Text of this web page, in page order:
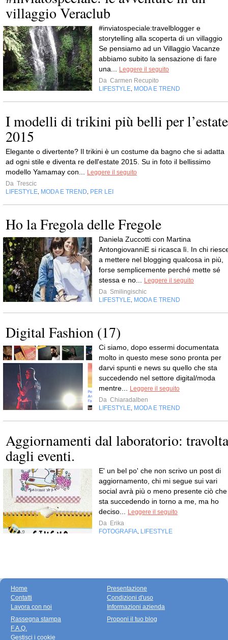
villaggio Veraclub
#inviatospeciale:travelblogger e
storytelling alla scoperta di un villaggio
Se pensiamo ad un Villaggio Vacanze
abbiamo subito la sensazione di fare
una...
Leggere il seguito
Da Carmen Recupito
LIFESTYLE MODA E TREND
I modelli di trikini più belli per l’estate
2015
Elegante o divertente? Il trikini è un costume da bagno che si adatta
ad ogni stile e diventa re dell'estate 2015. Su in foto il bellissimo
modello Yamamay con...
Leggere il seguito
Da Trescic
LIFESTYLE MODA E TREND PER LEI
Ho la Fregola delle Fregole
Daniela Zuccotti con Martina
AntongiovanniE si ricasca lì. In chi
a mettere nel blogging qualcosa in più,
forse semplicemente perché mette sé
stessa e no...
Leggere il seguito
Da Smilingischic
LIFESTYLE MODA E TREND
Digital Fashion (17)
Ci siamo, dopo essermi documentata
molto in questo mese sono pronta per
darvi spunti e news su quello che sta
succedendo nel settore digital/moda
mentre...
Leggere il seguito
Da Chiaradalben
LIFESTYLE MODA E TREND
Aggiornamenti dal laboratorio: travolta
dagli eventi.
E' un bel po' che non scrivo un post di
aggiornamento, chi mi segue sui vari
social avrà più o meno presente ciò che
sta succedendo in torno a me, ma ho
deciso...
Leggere il seguito
Da Erika
FOTOGRAFIA LIFESTYLE
Home
Contatti
Lavora con noi
Presentazione
Condizioni d'uso
Informazioni azienda
Rassegna stampa
F.A.Q.
Gestisci i cookie
Proponi il tuo blog